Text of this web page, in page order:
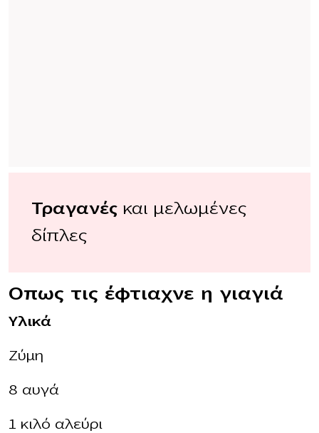
Τραγανές και μελωμένες
δίπλες
Οπως τις έφτιαχνε η γιαγιά
Υλικά
Ζύμη
8 αυγά
1 κιλό αλεύρι